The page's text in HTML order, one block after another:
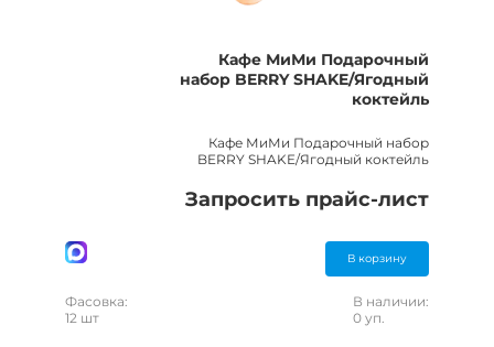
Кафе МиМи Подарочный
набор BERRY SHAKE/Ягодный
коктейль
Кафе МиМи Подарочный набор
BERRY SHAKE/Ягодный коктейль
Запросить прайс-лист
В корзину
Фасовка:
12 шт
В наличии:
0 уп.